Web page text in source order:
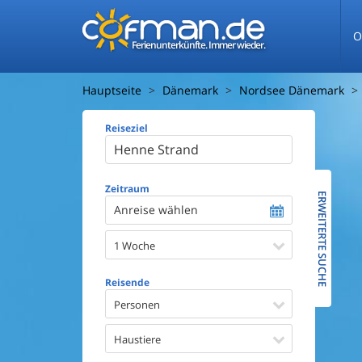
Ferienunterkünfte. Immer wieder.
Hauptseite Dänemark Nordsee Dänemark
Reiseziel
Zeitraum
Anreise wählen
1 Woche
Reisende
Personen
Haustiere
Ausstattung
Whirlpool
ERWEITERTE SUCHE